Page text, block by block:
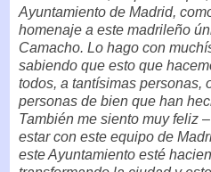
Ayuntamiento de Madrid,
homenaje a este madrileño
Camacho. Lo hago con
sabiendo que esto que
todos, a tantísimas personas,
personas de bien que han
También me siento muy feliz
estar con este equipo de
este Ayuntamiento esté